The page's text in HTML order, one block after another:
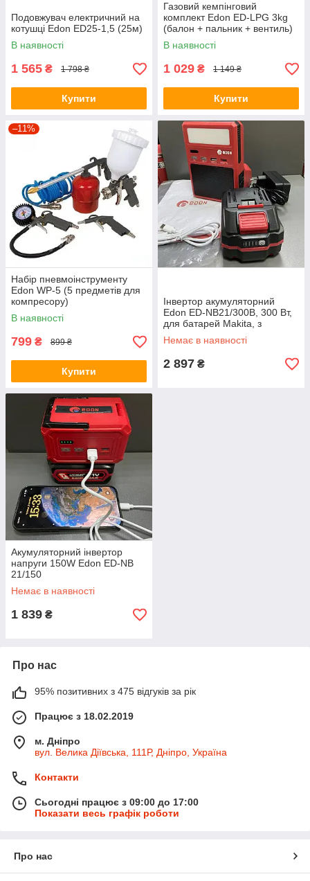
Подовжувач електричний на
котушці Edon ED25-1,5 (25м)
В наявності
1 565 ₴ 1 798 ₴
Купити
Газовий кемпінговий
комплект Edon ED-LPG 3kg
(балон + пальник + вентиль)
ED-LPG 8л/3 кг
В наявності
1 029 ₴ 1 149 ₴
Купити
–11%
Набір пневмоінструменту
Edon WP-5 (5 предметів для
компресору)
В наявності
799 ₴ 899 ₴
Купити
Інвертор акумуляторний
Edon ED-NB21/300B, 300 Вт,
для батарей Makita, з
Bluetooth та динаміком
Немає в наявності
2 897 ₴
Акумуляторний інвертор
напруги 150W Edon ED-NB
21/150
Немає в наявності
1 839 ₴
Про нас
95% позитивних з 475 відгуків за рік
Працює з 18.02.2019
м. Дніпро
вул. Велика Діївська, 111Р, Дніпро, Україна
Контакти
Сьогодні працює з 09:00 до 17:00
Показати весь графік роботи
Про нас